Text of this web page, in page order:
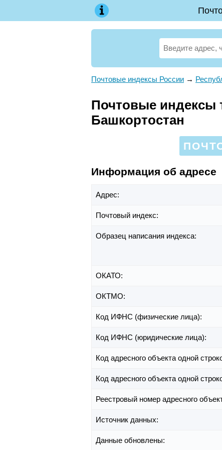
Почтовые индексы России →
Почтовые индексы
Башкортостан
Информация об адресе
Адрес:
Почтовый индекс:
Образец написания индекса:
ОКАТО:
ОКТМО:
Код ИФНС (физические лица):
Код ИФНС (юридические лица):
Код адресного объекта одной
Код адресного объекта одной
Реестровый номер адресного
Источник данных:
Данные обновлены: